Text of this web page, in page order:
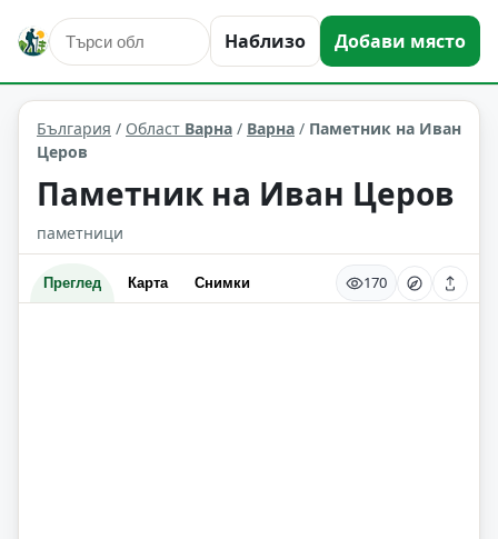
Наблизо Добави място
култура и изкуство Варна Област: Варна
България / Област Варна / Варна / Паметник на Иван
Церов
Паметник на Иван Церов
паметници
Преглед Карта Снимки 170